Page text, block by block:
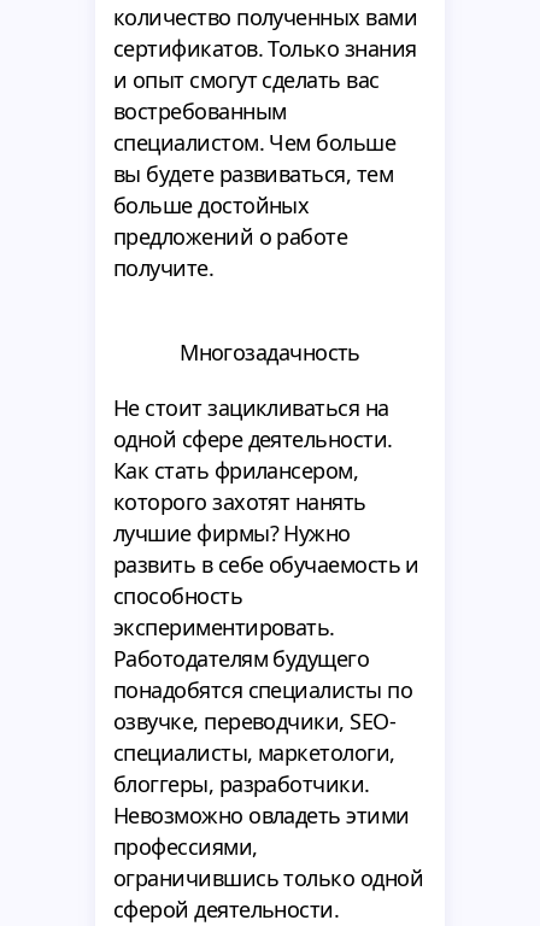
количество полученных вами
сертификатов. Только знания
и опыт смогут сделать вас
востребованным
специалистом. Чем больше
вы будете развиваться, тем
больше достойных
предложений о работе
получите.
Многозадачность
Не стоит зацикливаться на
одной сфере деятельности.
Как стать фрилансером,
которого захотят нанять
лучшие фирмы? Нужно
развить в себе обучаемость и
способность
экспериментировать.
Работодателям будущего
понадобятся специалисты по
озвучке, переводчики, SEO-
специалисты, маркетологи,
блоггеры, разработчики.
Невозможно овладеть этими
профессиями,
ограничившись только одной
сферой деятельности.